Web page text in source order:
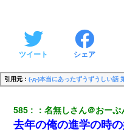
ツイート シェア
引用元： (-д-)本当にあったずうずうしい話
585 ：名無しさん＠おーぷ
去年の俺の進学の時